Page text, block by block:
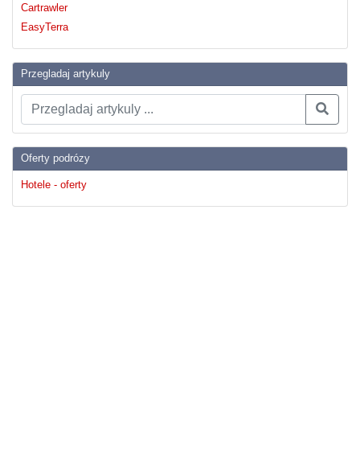
Cartrawler
EasyTerra
Przegladaj artykuly
Oferty podrózy
Hotele - oferty